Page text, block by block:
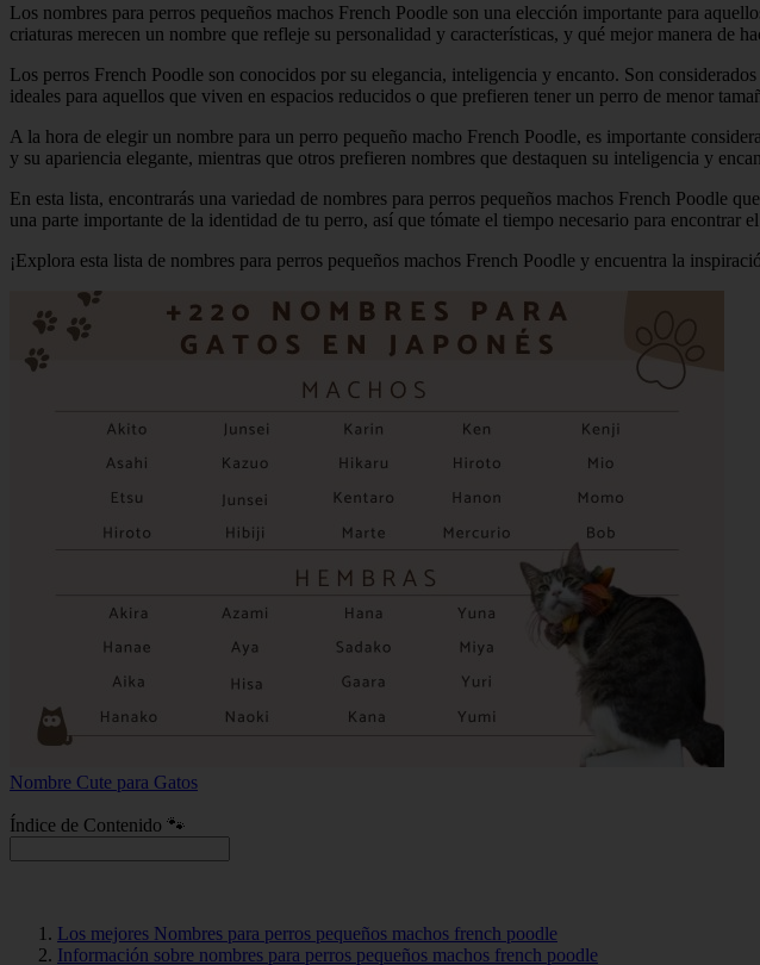
Los nombres para perros pequeños machos French Poodle son una elección importante para
criaturas merecen un nombre que refleje su personalidad y características, y qué mejor manera de
Los perros French Poodle son conocidos por su elegancia, inteligencia y encanto. Son
ideales para aquellos que viven en espacios reducidos o que prefieren tener un perro de menor
A la hora de elegir un nombre para un perro pequeño macho French Poodle, es importante
y su apariencia elegante, mientras que otros prefieren nombres que destaquen su inteligencia y
En esta lista, encontrarás una variedad de nombres para perros pequeños machos French Poodle
una parte importante de la identidad de tu perro, así que tómate el tiempo necesario para encontrar
¡Explora esta lista de nombres para perros pequeños machos French Poodle y encuentra la
Nombre Cute para Gatos
Índice de Contenido 🐾
Los mejores Nombres para perros pequeños machos french poodle
Información sobre nombres para perros pequeños machos french poodle